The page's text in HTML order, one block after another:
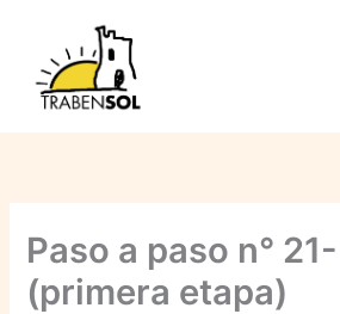
contenido
Paso a paso n°
(primera etapa)